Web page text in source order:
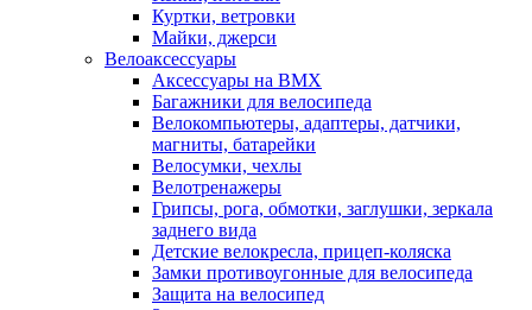
Куртки, ветровки
Майки, джерси
Велоаксессуары
Аксессуары на BMX
Багажники для велосипеда
Велокомпьютеры, адаптеры, датчики,
магниты, батарейки
Велосумки, чехлы
Велотренажеры
Грипсы, рога, обмотки, заглушки, зеркала
заднего вида
Детские велокресла, прицеп-коляска
Замки противоугонные для велосипеда
Защита на велосипед